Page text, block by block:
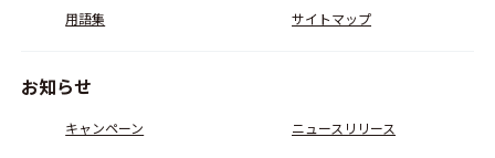
用語集
サイトマップ
お知らせ
キャンペーン ニュースリリース